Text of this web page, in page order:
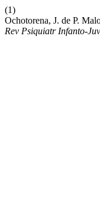
(1)
Ochotorena, J. de P.
Rev Psiquiatr Infanto-Juv